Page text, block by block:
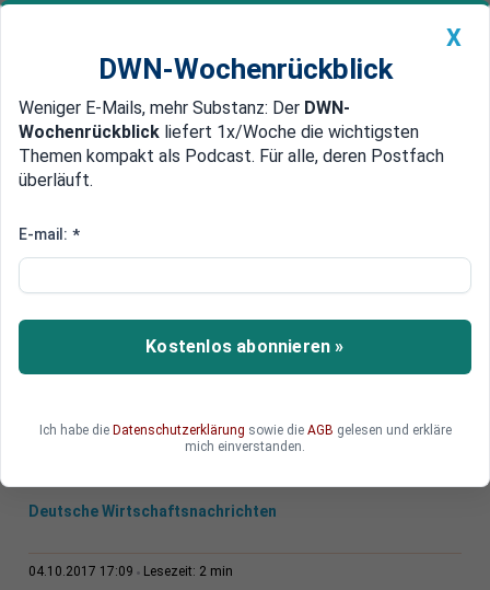
Newsticker MEIN DWN: Geldanlage Premium
Edelmetalle DWN-Magazin China
Reserven gestiegen
Russlands Zentralbank steigt
zum weltgrößten Goldkäufer auf
Die russische Zentralbank ist im vergangenen
Deutsche Wirtschaftsnachrichten
04.10.2017 17:09 Lesezeit: 2 min
X
DWN-Wochenrückblick
Weniger E-Mails, mehr Substanz: Der DWN-
Wochenrückblick liefert 1x/Woche die wichtigsten
Themen kompakt als Podcast. Für alle, deren Postfach
überläuft.
E-mail: *
Kostenlos abonnieren »
Ich habe die Datenschutzerklärung sowie die AGB gelesen und erkläre
mich einverstanden.